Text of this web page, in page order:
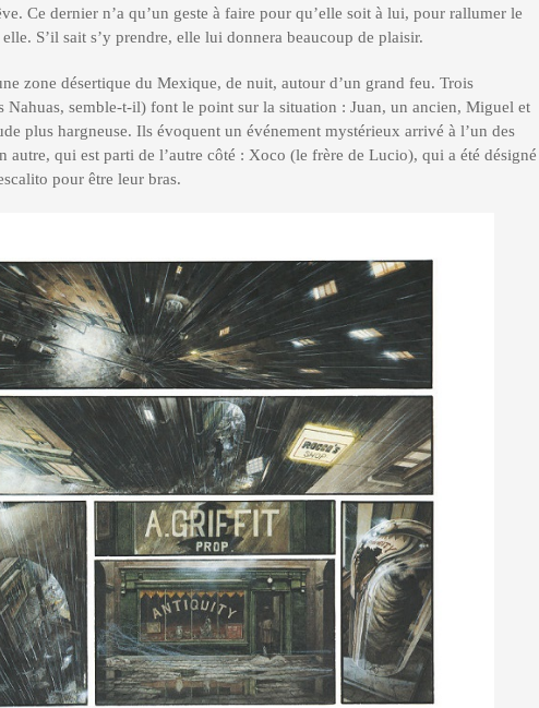
Ce dernier n’a qu’un geste à faire pour qu’elle soit à lui, pour rallumer le
S’il sait s’y prendre, elle lui donnera beaucoup de plaisir.
zone désertique du Mexique, de nuit, autour d’un grand feu. Trois
Nahuas, semble-t-il) font le point sur la situation : Juan, un ancien, Miguel et
plus hargneuse. Ils évoquent un événement mystérieux arrivé à l’un des
autre, qui est parti de l’autre côté : Xoco (le frère de Lucio), qui a été désigné
pour être leur bras.